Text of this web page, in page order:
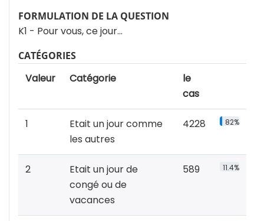
FORMULATION DE LA QUESTION
K1 - Pour vous, ce jour...
CATÉGORIES
Valeur Catégorie
le
cas
1
Etait un jour comme
les autres
4228 82%
2
Etait un jour de
congé ou de
vacances
589 11.4%